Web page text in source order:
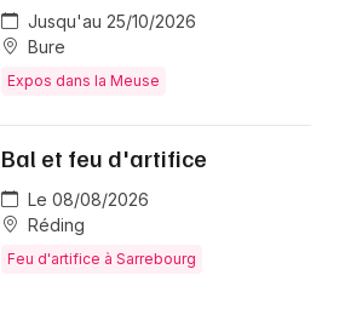
Jusqu'au 25/10/2026
Bure
Expos dans la Meuse
Bal et feu d'artifice
Le 08/08/2026
Réding
Feu d'artifice à Sarrebourg